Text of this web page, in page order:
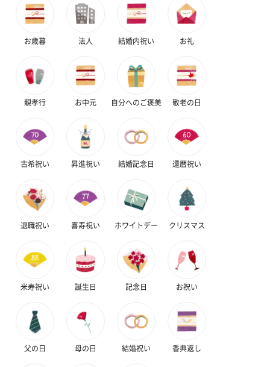
お歳暮 法人 結婚内祝い お礼
親孝行 お中元 自分へのご褒美 敬老の日
古希祝い 昇進祝い 結婚記念日 還暦祝い
退職祝い 喜寿祝い ホワイトデー クリスマス
米寿祝い 誕生日 記念日 お祝い
父の日 母の日 結婚祝い 香典返し